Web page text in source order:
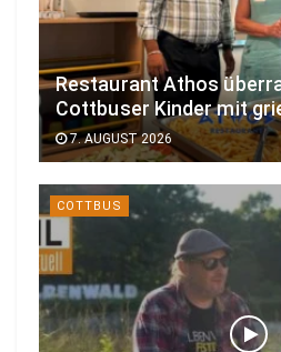
Restaurant Athos
Cottbuser Kinder mit
7. AUGUST 2026
COTTBUS